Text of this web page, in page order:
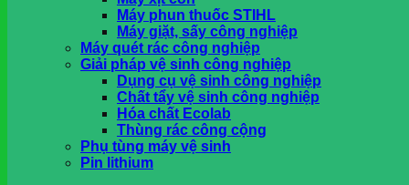
Máy phun thuốc STIHL
Máy giặt, sấy công nghiệp
Máy quét rác công nghiệp
Giải pháp vệ sinh công nghiệp
Dụng cụ vệ sinh công nghiệp
Chất tẩy vệ sinh công nghiệp
Hóa chất Ecolab
Thùng rác công cộng
Phụ tùng máy vệ sinh
Pin lithium